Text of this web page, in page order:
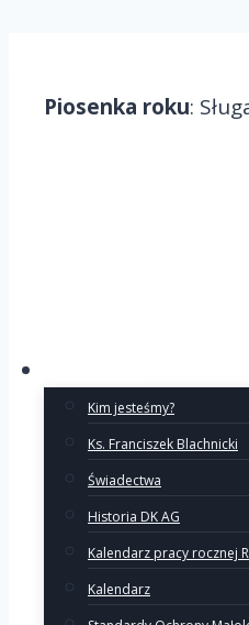
Kim jesteśmy?
Ks. Franciszek Blachnicki
Świadectwa
Historia DK AG
Kalendarz pracy rocznej
Kalendarz
Piosenka roku: